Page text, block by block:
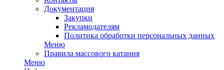
Документация
Закупки
Рекламодателям
Политика обработки персональных данных
Меню
Правила массового катания
Меню